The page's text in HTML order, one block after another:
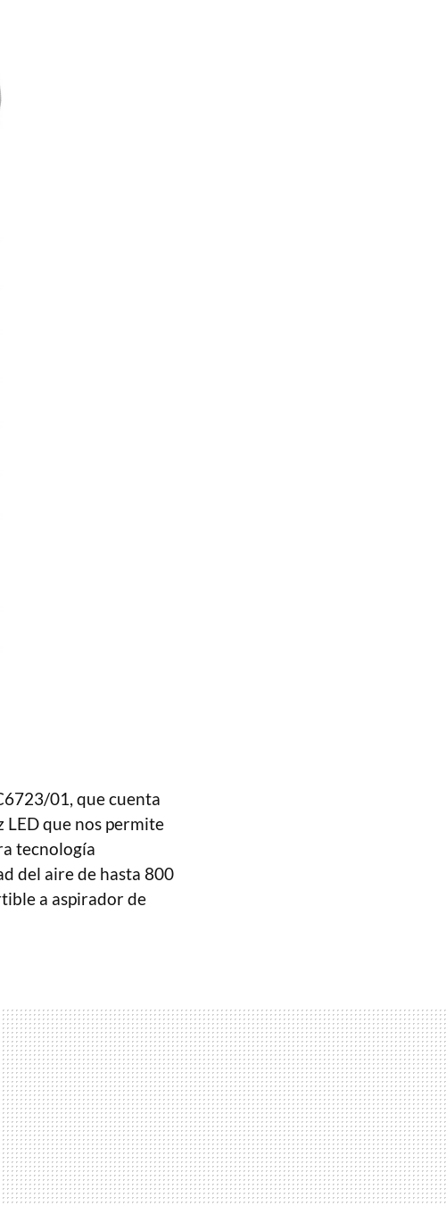
01, que cuenta
LED que nos permite
tecnología
del aire de hasta 800
a aspirador de